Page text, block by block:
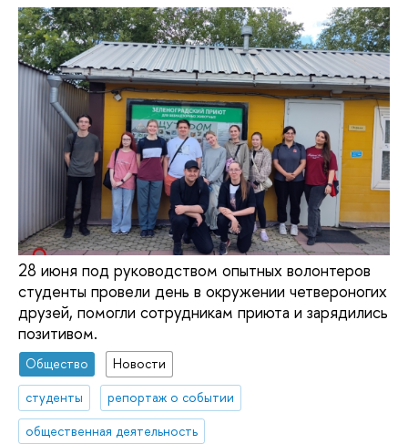
28 июня под руководством опытных волонтеров
студенты провели день в окружении четвероногих
друзей, помогли сотрудникам приюта и зарядились
позитивом.
Общество
Новости
студенты
репортаж о событии
общественная деятельность